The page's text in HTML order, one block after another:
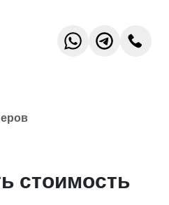
стоимость